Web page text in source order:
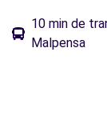
10 min de
Malpensa